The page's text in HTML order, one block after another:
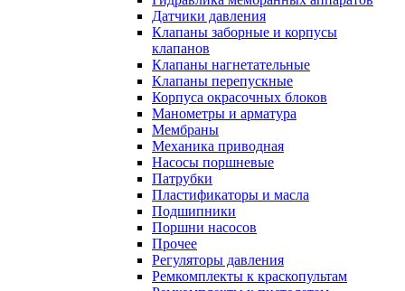
Датчики давления
Клапаны заборные и корпусы
клапанов
Клапаны нагнетательные
Клапаны перепускные
Корпуса окрасочных блоков
Манометры и арматура
Мембраны
Механика приводная
Насосы поршневые
Патрубки
Пластификаторы и масла
Подшипники
Поршни насосов
Прочее
Регуляторы давления
Ремкомплекты к краскопультам